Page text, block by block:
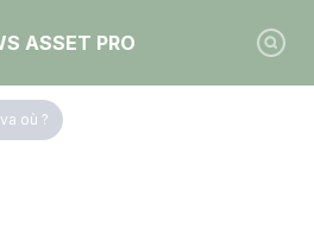
ASSET PRO
où ?